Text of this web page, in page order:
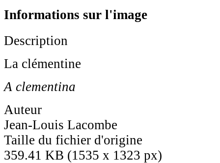
Informations sur l'image
Description
La clémentine
A clementina
Auteur
Jean-Louis Lacombe
Taille du fichier d'origine
359.41 KB (1535 x 1323 px)